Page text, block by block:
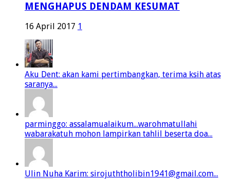
MENGHAPUS DENDAM KESUMAT
16 April 2017 1
Aku Dent: akan kami pertimbangkan, terima ksih atas
saranya...
parminggo: assalamualaikum...warohmatullahi
wabarakatuh mohon lampirkan tahlil beserta doa...
Ulin Nuha Karim: sirojuththolibin1941@gmail.com...